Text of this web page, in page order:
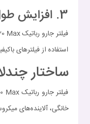
3. افزایش طول عمر دستگاه
استفاده از فیلترهای
ساختار
خانگی، آلاینده‌های